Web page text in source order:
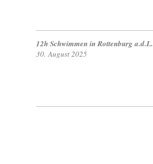
12h Schwimmen in Rottenburg a.d.L.
30. August 2025